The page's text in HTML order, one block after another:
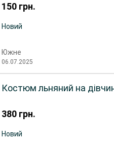
150 грн.
Новий
Южне
06.07.2025
380 грн.
Костюм льняний на
Новий